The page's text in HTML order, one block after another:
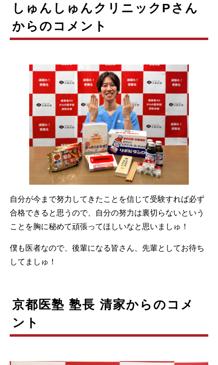
しゅんしゅんクリニックPさん
からのコメント
自分が今まで努力してきたことを信じて受験すれば必ず
合格できると思うので、自分の努力は裏切らないという
ことを胸に秘めて頑張ってほしいなと思いましゅ！
僕も医者なので、後輩になる皆さん、先輩としてお待ち
してましゅ！
京都医塾 塾長 清家からのコメ
ント